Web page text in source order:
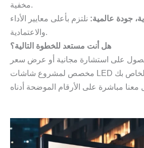
مخفية.
جودة عالمية: نلتزم بأعلى معايير الأداء
والاعتمادية.
هل أنت مستعد للخطوة التالية؟
للحصول على استشارة مجانية أو عرض سعر